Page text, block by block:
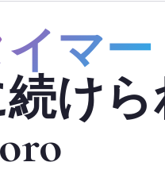
マー
けら